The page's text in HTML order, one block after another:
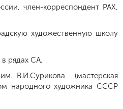
член-корреспондент РАХ,
художественную школу
рядах СА.
В.И.Сурикова (мастерская
народного художника СССР